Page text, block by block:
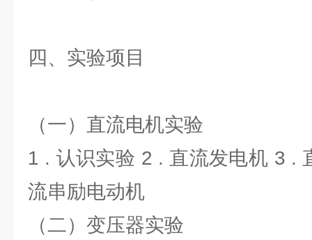
四、实验项目
（一）直流电机实验
1 . 认识实验 2 . 直流发电机 3 .
流串励电动机
（二）变压器实验